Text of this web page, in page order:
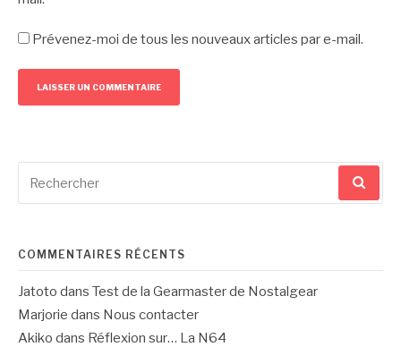
Prévenez-moi de tous les nouveaux articles par e-mail.
pour
COMMENTAIRES RÉCENTS
Jatoto dans Test de la Gearmaster de Nostalgear
Marjorie dans Nous contacter
Akiko dans Réflexion sur… La N64